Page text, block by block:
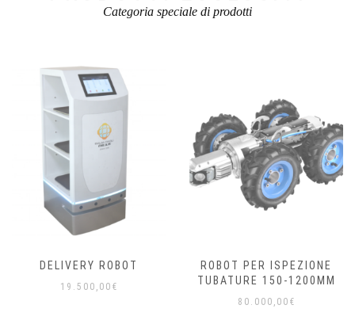
Categoria speciale di prodotti
DELIVERY ROBOT
19.500,00 €
ROBOT PER ISPEZIONE
TUBATURE 150-1200MM
80.000,00 €